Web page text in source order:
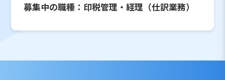
募集中の職種：印税管理・経理（仕訳業務）